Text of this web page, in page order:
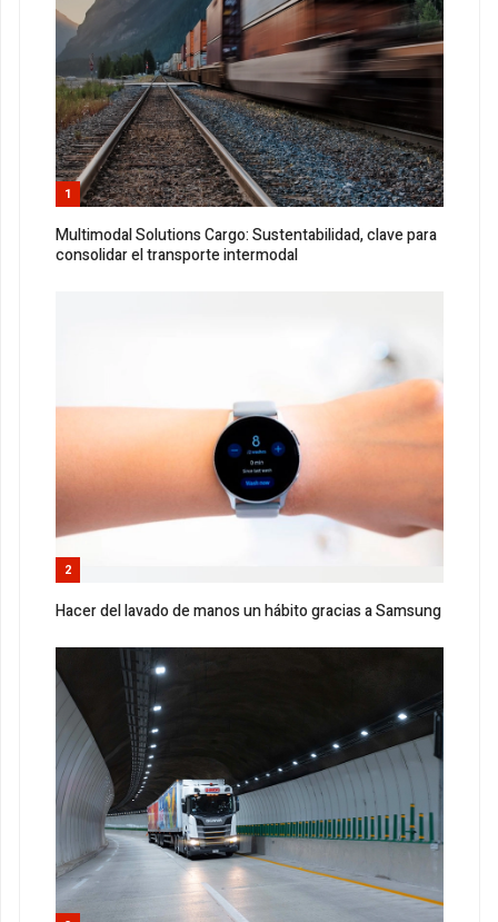
1
Multimodal Solutions Cargo: Sustentabilidad, clave para
consolidar el transporte intermodal
2
Hacer del lavado de manos un hábito gracias a Samsung